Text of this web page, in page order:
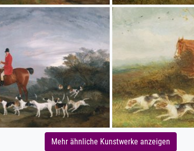
Mehr ähnliche Kunstwerke anzeigen